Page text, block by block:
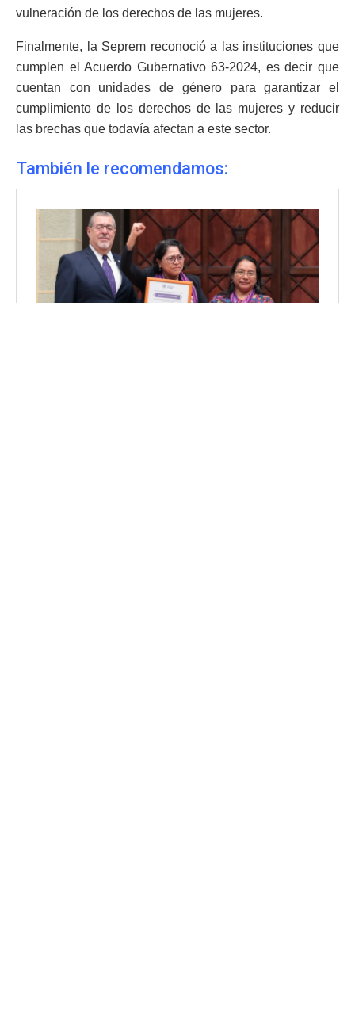
vulneración de los derechos de las mujeres.
Finalmente, la Seprem reconoció a las instituciones que
cumplen el Acuerdo Gubernativo 63-2024, es decir que
cuentan con unidades de género para garantizar el
cumplimiento de los derechos de las mujeres y reducir
las brechas que todavía afectan a este sector.
También le recomendamos: